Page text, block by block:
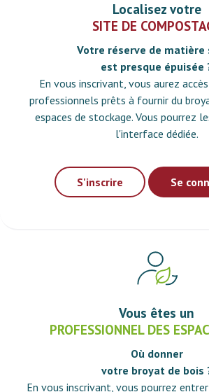
Localisez votre
SITE DE
Votre réserve de matière
est presque épuisée
En vous inscrivant, vous aurez
professionnels prêts à fournir du
espaces de stockage. Vous pourrez
l'interface dédiée.
S'inscrire Se
Vous êtes un
PROFESSIONNEL DES
Où donner
votre broyat de bois
En vous inscrivant, vous pourrez